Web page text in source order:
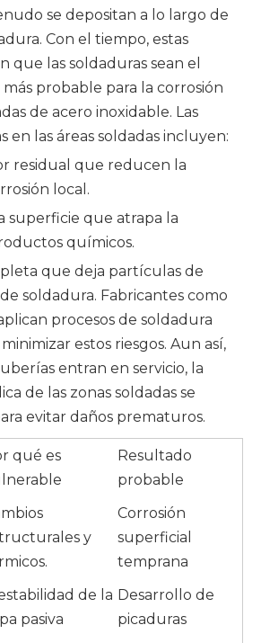
se depositan a lo largo de
Con el tiempo, estas
que las soldaduras sean el
probable para la corrosión
de acero inoxidable. Las
en las áreas soldadas incluyen:
residual que reducen la
local.
superficie que atrapa la
químicos.
que deja partículas de
soldadura. Fabricantes como
procesos de soldadura
estos riesgos. Aun así,
entran en servicio, la
de las zonas soldadas se
evitar daños prematuros.
qué es
Resultado
probable
y
Corrosión
superficial
temprana
de la
pasiva
Desarrollo de
picaduras